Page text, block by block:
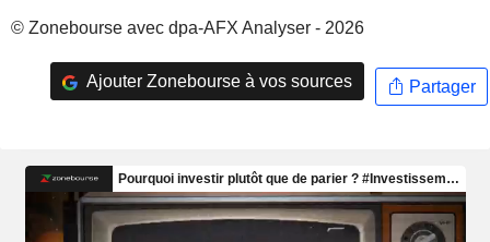
© Zonebourse avec dpa-AFX Analyser - 2026
Ajouter Zonebourse à vos sources Partager